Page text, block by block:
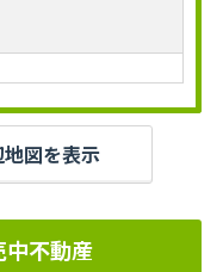
図を表示
不動産